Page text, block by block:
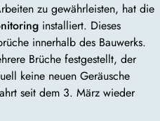
zu gewährleisten, hat die
installiert. Dieses
innerhalb des Bauwerks.
Brüche festgestellt, der
keine neuen Geräusche
seit dem 3. März wieder